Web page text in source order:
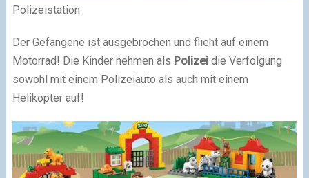
Polizeistation
Der Gefangene ist ausgebrochen und flieht auf einem
Motorrad! Die Kinder nehmen als Polizeidie Verfolgung
sowohl mit einem Polizeiauto als auch mit einem
Helikopter auf!